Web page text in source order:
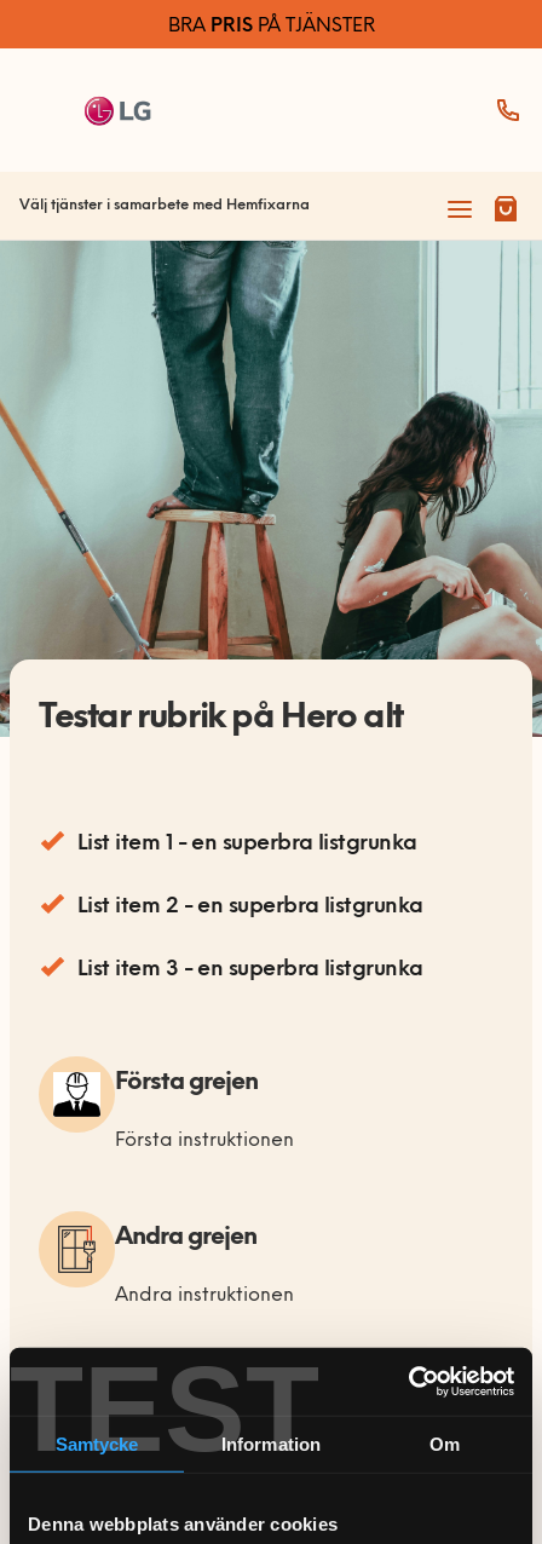
TEST
Samtycke Information Om
Denna webbplats använder cookies
BRA PRISPÅ TJÄNSTER
Välj tjänster i samarbete med Hemfixarna
Fönster & Dörrar
0770-220 720
Testar rubrik på Hero alt
List item 1 - en superbra listgrunka
List item 2 - en superbra listgrunka
List item 3 - en superbra listgrunka
Första grejen
Första instruktionen
Andra grejen
Andra instruktionen
Tredje grejen
Tredje instruktionen